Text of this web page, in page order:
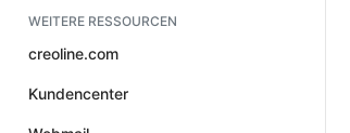
WEITERE RESSOURCEN
creoline.com
Kundencenter